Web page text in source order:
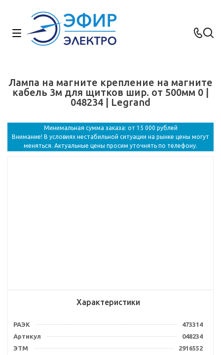
Лампа на магните крепление на магните
кабель 3м для щитков шир. от 500мм 0 |
048234 | Legrand
Минимальная сумма заказа: от 15 000 рублей
Внимание! В условиях нестабильной ситуации на рынке цены могут
меняться. Актуальные цены просим уточнять по телефону.
Характеристики
РАЭК
473314
Артикул
048234
ЭТМ
2916552